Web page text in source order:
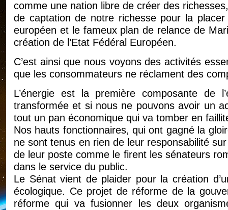
comme une nation libre de créer des
de captation de notre richesse pour la
européen et le fameux plan de relance de
création de l’Etat Fédéral Européen.
C’est ainsi que nous voyons des activités
que les consommateurs ne réclament des
L’énergie est la première composante de
transformée et si nous ne pouvons avoir un
tout un pan économique qui va tomber en
Nos hauts fonctionnaires, qui ont gagné la
ne sont tenus en rien de leur responsabilité
de leur poste comme le firent les sénateurs
dans le service du public.
Le Sénat vient de plaider pour la création
écologique. Ce projet de réforme de la
réforme qui va fusionner les deux